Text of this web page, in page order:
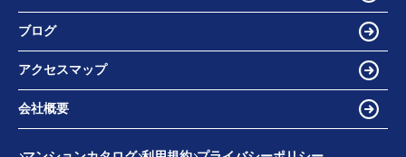
ブログ
アクセスマップ
会社概要